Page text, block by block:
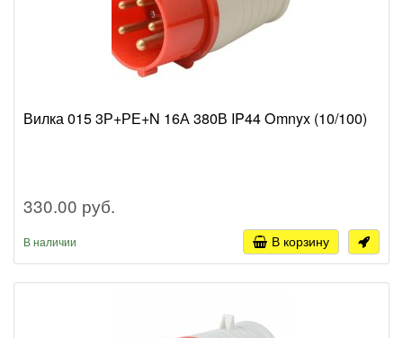
Вилка 015 3Р+РЕ+N 16А 380В IP44 Omnyx (10/100)
330.00 руб.
В наличии В корзину